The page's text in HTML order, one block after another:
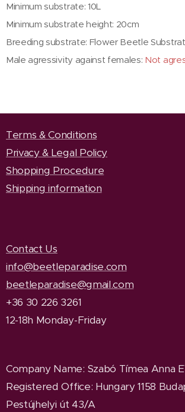
Minimum substrate: 10L
Minimum substrate height: 20cm
Breeding substrate: Flower Beetle
Male agressivity against females: Not
Terms & Conditions
Privacy & Legal Policy
Shopping Procedure
Shipping information
Contact Us
info@beetleparadise.com
beetleparadise@gmail.com
+36 30 226 3261
12-18h Monday-Friday
Company Name: Szabó Tímea Anna
Registered Office: Hungary 1158
Pestújhelyi út 43/A